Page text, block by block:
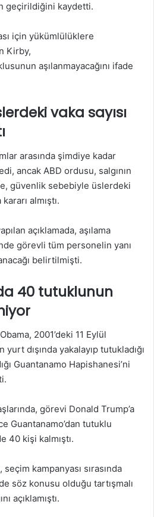
geçirildiğini kaydetti.
için yükümlülüklere
Kirby,
aşılanmayacağını ifade
vaka sayısı
arasında şimdiye kadar
ancak ABD ordusu, salgının
güvenlik sebebiyle üslerdeki
almıştı.
açıklamada, aşılama
görevli tüm personelin yanı
belirtilmişti.
40 tutuklunun
2001’deki 11 Eylül
yurt dışında yakalayıp tutukladığı
Guantanamo Hapishanesi’ni
görevi Donald Trump’a
Guantanamo’dan tutuklu
40 kişi kalmıştı.
kampanyası sırasında
söz konusu olduğu tartışmalı
açıklamıştı.